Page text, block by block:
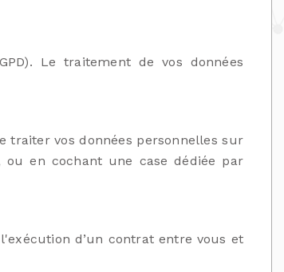
Le traitement de vos données
traiter vos données personnelles sur
en cochant une case dédiée par
d’un contrat entre vous et